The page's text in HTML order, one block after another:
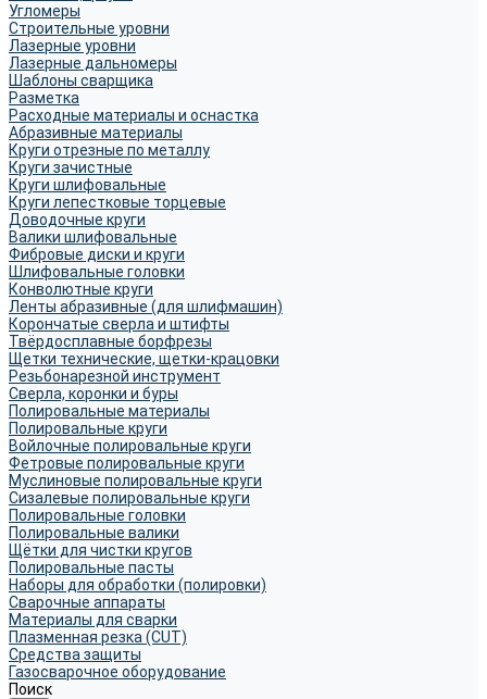
Угломеры
Строительные уровни
Лазерные уровни
Лазерные дальномеры
Шаблоны сварщика
Разметка
Расходные материалы и оснастка
Абразивные материалы
Круги отрезные по металлу
Круги зачистные
Круги шлифовальные
Круги лепестковые торцевые
Доводочные круги
Валики шлифовальные
Фибровые диски и круги
Шлифовальные головки
Конволютные круги
Ленты абразивные (для шлифмашин)
Корончатые сверла и штифты
Твёрдосплавные борфрезы
Щетки технические, щетки-крацовки
Резьбонарезной инструмент
Сверла, коронки и буры
Полировальные материалы
Полировальные круги
Войлочные полировальные круги
Фетровые полировальные круги
Муслиновые полировальные круги
Cизалевые полировальные круги
Полировальные головки
Полировальные валики
Щётки для чистки кругов
Полировальные пасты
Наборы для обработки (полировки)
Сварочные аппараты
Материалы для сварки
Плазменная резка (CUT)
Средства защиты
Газосварочное оборудование
Поиск